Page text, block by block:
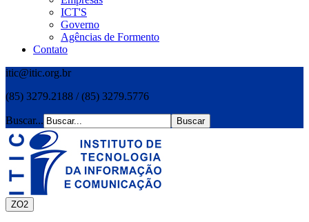
ICT'S
Governo
Agências de Formento
Contato
itic@itic.org.br
(85) 3279.2188 / (85) 3279.5776
Buscar...
ZO2